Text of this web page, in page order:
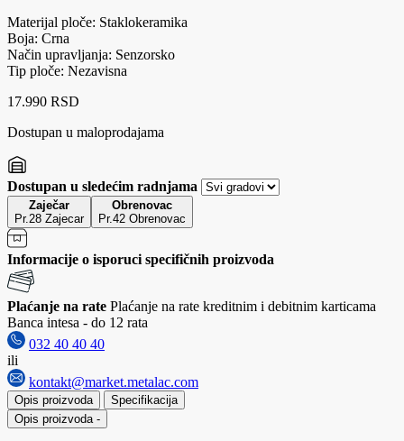
Materijal ploče: Staklokeramika
Boja: Crna
Način upravljanja: Senzorsko
Tip ploče: Nezavisna
17.990 RSD
Dostupan u maloprodajama
Dostupan u sledećim radnjama
Zaječar
Pr.28 Zajecar
Obrenovac
Pr.42 Obrenovac
Informacije o isporuci specifičnih proizvoda
Plaćanje na rate Plaćanje na rate kreditnim i debitnim karticama
Banca intesa - do 12 rata
032 40 40 40
ili
kontakt@market.metalac.com
Opis proizvoda
Specifikacija
Opis proizvoda -